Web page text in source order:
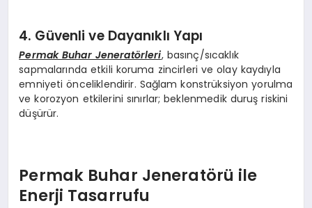
4. Güvenli ve Dayanıklı Yapı
Permak Buhar Jeneratörleri, basınç/sıcaklık
sapmalarında etkili koruma zincirleri ve olay kaydıyla
emniyeti önceliklendirir. Sağlam konstrüksiyon yorulma
ve korozyon etkilerini sınırlar; beklenmedik duruş riskini
düşürür.
Permak Buhar Jeneratörü ile
Enerji Tasarrufu